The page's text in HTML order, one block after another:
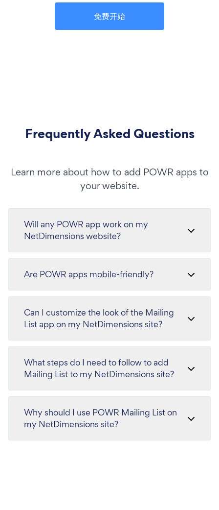
免费开始
Frequently Asked Questions
Learn more about how to add POWR apps to
your website.
Will any POWR app work on my
NetDimensions website?
Are POWR apps mobile-friendly?
Can I customize the look of the Mailing
List app on my NetDimensions site?
What steps do I need to follow to add
Mailing List to my NetDimensions site?
Why should I use POWR Mailing List on
my NetDimensions site?